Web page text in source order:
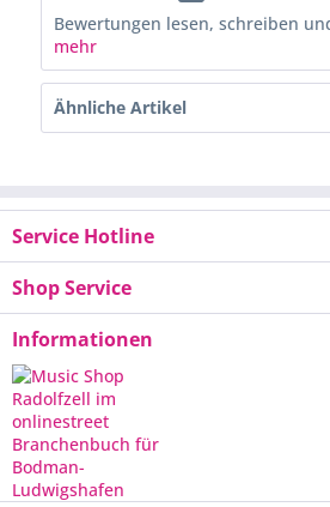
Bewertungen lesen, schreiben
mehr
Ähnliche Artikel
Service Hotline
Shop Service
Informationen